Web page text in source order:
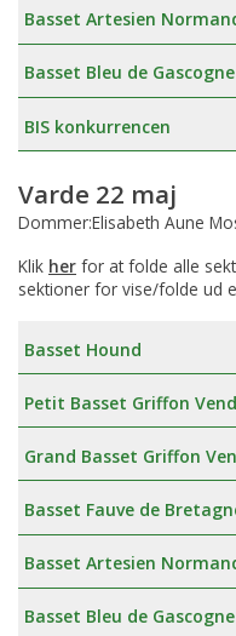
Basset Artesien
Basset Bleu de Gascogne
BIS konkurrencen
Varde 22 maj
Dommer:Elisabeth Aune
Klik her for at folde alle
sektioner for vise/folde ud
Basset Hound
Petit Basset Griffon
Grand Basset Griffon
Basset Fauve de
Basset Artesien
Basset Bleu de Gascogne